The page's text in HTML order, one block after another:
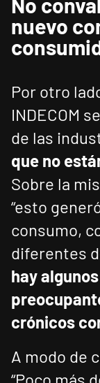
nuevo
Por otro
INDECOM
de las
que no
Sobre la
“esto
consumo,
diferentes
hay
crónicos
A modo de